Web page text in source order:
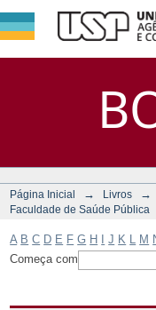
Página Inicial → Livros →
Faculdade de Saúde Pública
A B C D E F G H J K M
Começa com